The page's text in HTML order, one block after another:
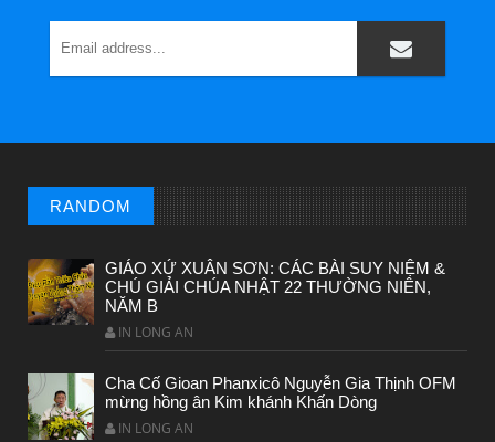
CHUYỆN Ý NGHĨA
RANDOM
GIÁO XỨ XUÂN SƠN: CÁC BÀI SUY NIỆM &
CHÚ GIẢI CHÚA NHẬT 22 THƯỜNG NIÊN,
NĂM B
IN LONG AN
Cha Cố Gioan Phanxicô Nguyễn Gia Thịnh OFM
mừng hồng ân Kim khánh Khấn Dòng
IN LONG AN